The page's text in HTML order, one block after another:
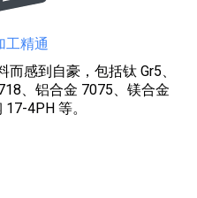
工精通
感到自豪，包括钛 Gr5、
、铝合金 7075、镁合金
4PH 等。